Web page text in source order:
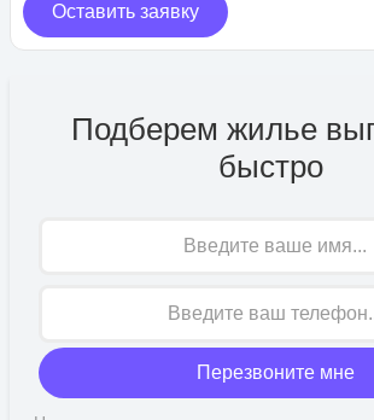
Оставить заявку
Подберем жилье
быстро
Перезвоните мне